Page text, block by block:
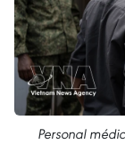
Personal